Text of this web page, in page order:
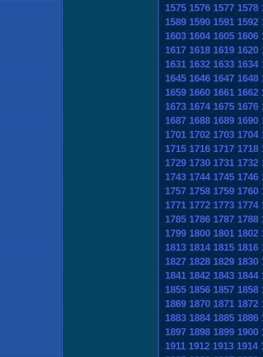
1575 1576 1577 1578
1589 1590 1591 1592
1603 1604 1605 1606
1617 1618 1619 1620
1631 1632 1633 1634
1645 1646 1647 1648
1659 1660 1661 1662
1673 1674 1675 1676
1687 1688 1689 1690
1701 1702 1703 1704
1715 1716 1717 1718
1729 1730 1731 1732
1743 1744 1745 1746
1757 1758 1759 1760
1771 1772 1773 1774
1785 1786 1787 1788
1799 1800 1801 1802
1813 1814 1815 1816
1827 1828 1829 1830
1841 1842 1843 1844
1855 1856 1857 1858
1869 1870 1871 1872
1883 1884 1885 1886
1897 1898 1899 1900
1911 1912 1913 1914